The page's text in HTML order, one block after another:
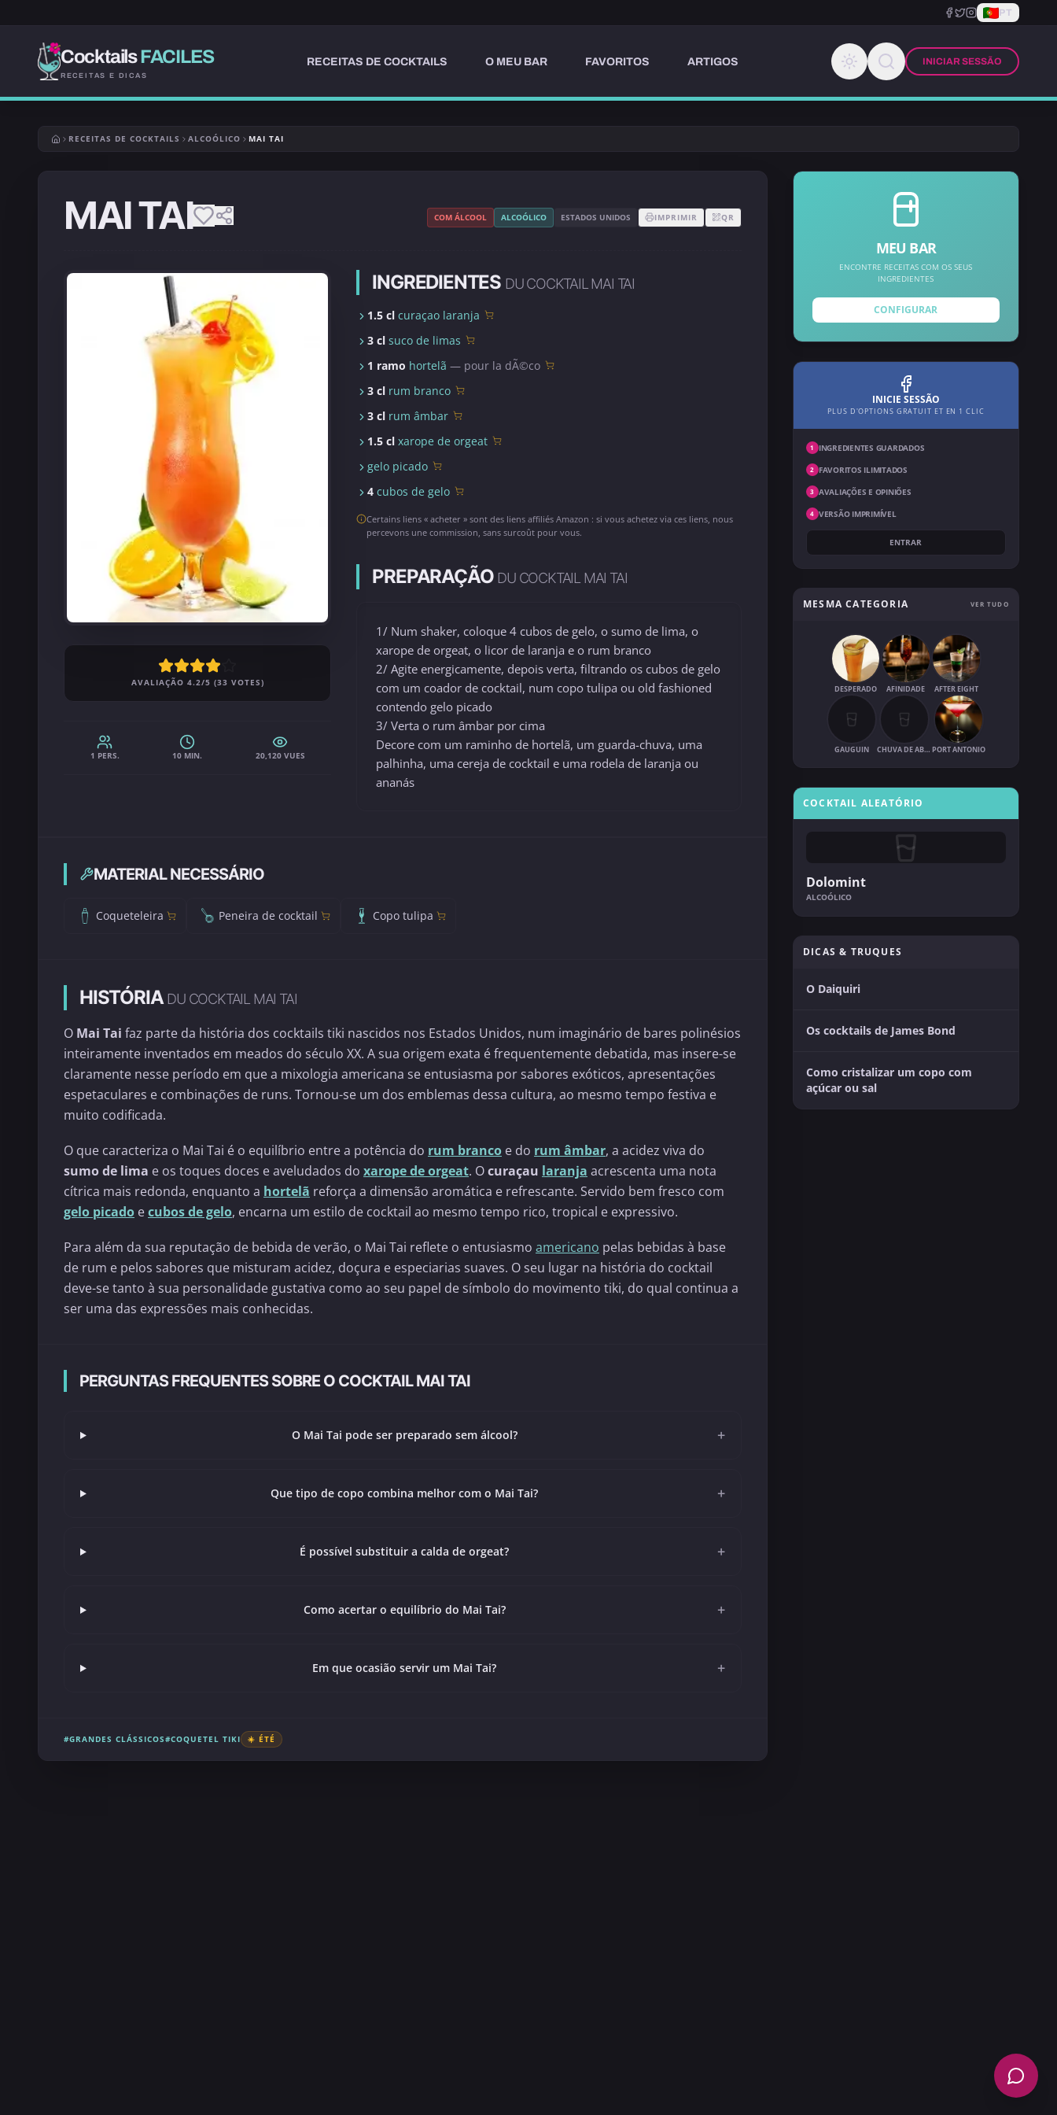
PT
CocktailsFACILES
RECEITAS E DICAS
RECEITAS DE COCKTAILS O MEU BAR FAVORITOS ARTIGOS INICIAR SESSÃO
RECEITAS DE COCKTAILS ALCOÓLICO MAI TAI
MAI TAI COM ÁLCOOL ALCOÓLICO ESTADOS UNIDOS IMPRIMIR QR
AVALIAÇÃO 4.2/5 (33 VOTES)
1 PERS. 10 MIN. 20,120 VUES
INGREDIENTES DU COCKTAIL MAI TAI
1.5 clcuraçao laranja
3 clsuco de limas
1 ramo hortelã — pour la dÃ©co
3 cl rum branco
3 cl rum âmbar
1.5 clxarope de orgeat
gelo picado
4cubos de gelo
Certains liens « acheter » sont des liens affiliés Amazon : si vous achetez via ces liens, nous
percevons une commission, sans surcoût pour vous.
PREPARAÇÃO DU COCKTAIL MAI TAI
1/ Num shaker, coloque 4 cubos de gelo, o sumo de lima, o
xarope de orgeat, o licor de laranja e o rum branco
2/ Agite energicamente, depois verta, filtrando os cubos de gelo
com um coador de cocktail, num copo tulipa ou old fashioned
contendo gelo picado
3/ Verta o rum âmbar por cima
Decore com um raminho de hortelã, um guarda-chuva, uma
palhinha, uma cereja de cocktail e uma rodela de laranja ou
ananás
MATERIAL NECESSÁRIO
Coqueteleira Peneira de cocktail Copo tulipa
HISTÓRIADU COCKTAIL MAI TAI
O Mai Tai faz parte da história dos cocktails tiki nascidos nos Estados Unidos, num imaginário de bares polinésios
inteiramente inventados em meados do século XX. A sua origem exata é frequentemente debatida, mas insere-se
claramente nesse período em que a mixologia americana se entusiasma por sabores exóticos, apresentações
espetaculares e combinações de runs. Tornou-se um dos emblemas dessa cultura, ao mesmo tempo festiva e
muito codificada.
O que caracteriza o Mai Tai é o equilíbrio entre a potência do rum branco e do rum âmbar, a acidez viva do
sumo de lima e os toques doces e aveludados do xarope de orgeat. Ocuraçau laranja acrescenta uma nota
cítrica mais redonda, enquanto a hortelã reforça a dimensão aromática e refrescante. Servido bem fresco com
gelo picado ecubos de gelo, encarna um estilo de cocktail ao mesmo tempo rico, tropical e expressivo.
Para além da sua reputação de bebida de verão, o Mai Tai reflete o entusiasmo americano pelas bebidas à base
de rum e pelos sabores que misturam acidez, doçura e especiarias suaves. O seu lugar na história do cocktail
deve-se tanto à sua personalidade gustativa como ao seu papel de símbolo do movimento tiki, do qual continua a
ser uma das expressões mais conhecidas.
PERGUNTAS FREQUENTES SOBRE O COCKTAIL MAI TAI
O Mai Tai pode ser preparado sem álcool? +
Que tipo de copo combina melhor com o Mai Tai? +
É possível substituir a calda de orgeat? +
Como acertar o equilíbrio do Mai Tai? +
Em que ocasião servir um Mai Tai? +
#GRANDES CLÁSSICOS#COQUETEL TIKI ☀️ ÉTÉ
MEU BAR
ENCONTRE RECEITAS COM OS SEUS
INGREDIENTES
CONFIGURAR
INICIE SESSÃO
PLUS D'OPTIONS GRATUIT ET EN 1 CLIC
1 INGREDIENTES GUARDADOS
2 FAVORITOS ILIMITADOS
3 AVALIAÇÕES E OPINIÕES
4 VERSÃO IMPRIMÍVEL
ENTRAR
MESMA CATEGORIA VER TUDO
DESPERADO AFINIDADE AFTER EIGHT
GAUGUIN CHUVA DE ABRIL PORT ANTONIO
COCKTAIL ALEATÓRIO
Dolomint
ALCOÓLICO
DICAS & TRUQUES
O Daiquiri
Os cocktails de James Bond
Como cristalizar um copo com
açúcar ou sal